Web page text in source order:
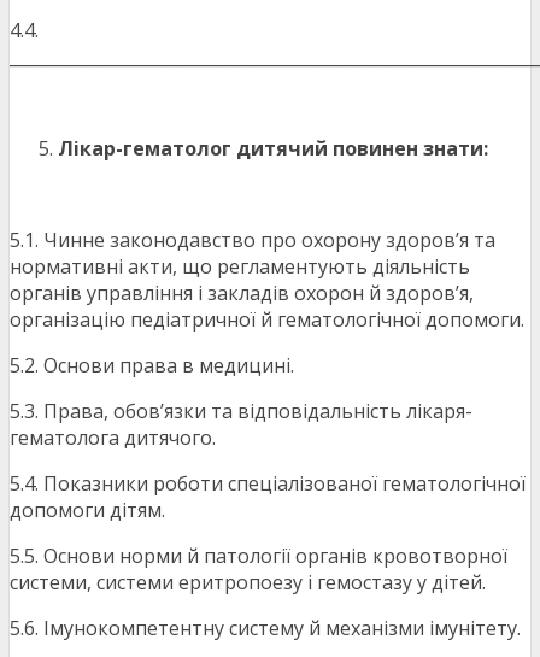
4.4.
Лікар-гематолог дитячий повинен знати:
5.1. Чинне законодавство про охорону здоров’я та
нормативні акти, що регламентують діяльність
органів управління і закладів охорон й здоров’я,
організацію педіатричної й гематологічної допомоги.
5.2. Основи права в медицині.
5.3. Права, обов’язки та відповідальність лікаря-
гематолога дитячого.
5.4. Показники роботи спеціалізованої гематологічної
допомоги дітям.
5.5. Основи норми й патології органів кровотворної
системи, системи еритропоезу і гемостазу у дітей.
5.6. Імунокомпетентну систему й механізми імунітету.